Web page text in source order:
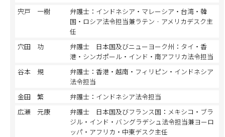
宍戸 一樹
弁護士：インドネシア・マレーシア・台湾・韓
国・ロシア法令担当兼ラテン‐アメリカデスク主
任
穴田 功
弁護士 日本国及びニューヨーク州：タイ・香
港・シンガポール・インド・南アフリカ法令担当
谷本 規
弁護士：香港・越南・フィリピン・インドネシア
法令担当
金田 繁
弁護士：インドネシア法令担当
広瀬 元康
弁護士 日本国及びフランス国：メキシコ・ブラ
ジル・インド・バングラデシュ法令担当兼ヨーロ
ッパ・アフリカ・中東デスク主任